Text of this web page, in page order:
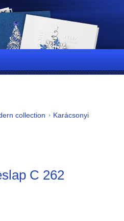
collection
Karácsonyi
C 262